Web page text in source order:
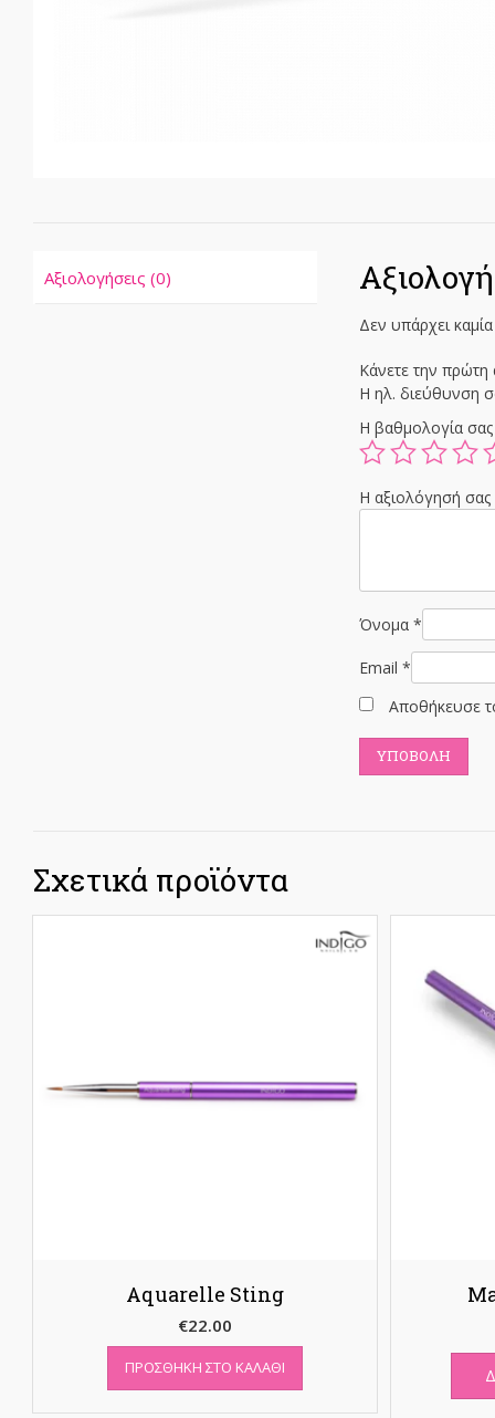
Αξιολογήσεις (0)
Δεν υπάρχει
Κάνετε την πρώτη
Η ηλ. διεύθυνση
Η βαθμολογία
Η αξιολόγησή σας
Όνομα*
Email*
Αποθήκευσε
Σχετικά προϊόντα
Aquarelle Sting
€22.00
ΠΡΟΣΘΉΚΗ ΣΤΟ ΚΑΛΆΘΙ